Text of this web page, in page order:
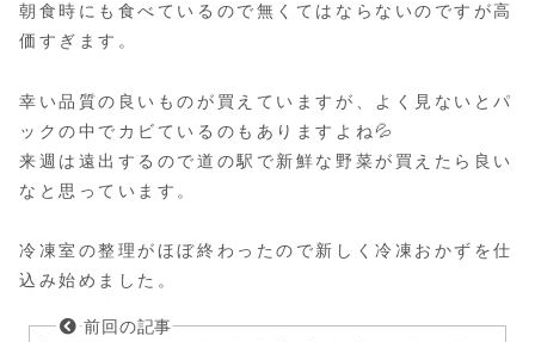
朝食時にも食べているので無くてはならないのですが高
価すぎます。
幸い品質の良いものが買えていますが、よく見ないとパ
ックの中でカビているのもありますよね💦
来週は遠出するので道の駅で新鮮な野菜が買えたら良い
なと思っています。
冷凍室の整理がほぼ終わったので新しく冷凍おかずを仕
込み始めました。